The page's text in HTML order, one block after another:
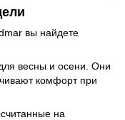
вы найдете
весны и осени. Они
комфорт при
на